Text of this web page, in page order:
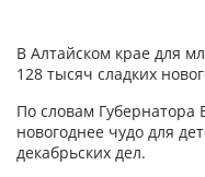
В Алтайском крае для
128 тысяч сладких
По словам Губернатора
новогоднее чудо для
декабрьских дел.